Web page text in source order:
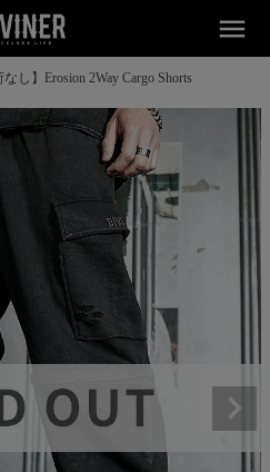
menu
なし】Erosion 2Way Cargo Shorts